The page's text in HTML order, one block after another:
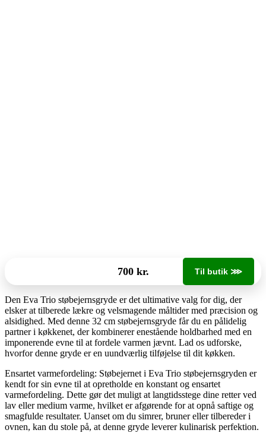
700 kr. Til butik ⋙
Den Eva Trio støbejernsgryde er det ultimative valg for dig, der
elsker at tilberede lækre og velsmagende måltider med præcision og
alsidighed. Med denne 32 cm støbejernsgryde får du en pålidelig
partner i køkkenet, der kombinerer enestående holdbarhed med en
imponerende evne til at fordele varmen jævnt. Lad os udforske,
hvorfor denne gryde er en uundværlig tilføjelse til dit køkken.
Ensartet varmefordeling: Støbejernet i Eva Trio støbejernsgryden er
kendt for sin evne til at opretholde en konstant og ensartet
varmefordeling. Dette gør det muligt at langtidsstege dine retter ved
lav eller medium varme, hvilket er afgørende for at opnå saftige og
smagfulde resultater. Uanset om du simrer, bruner eller tilbereder i
ovnen, kan du stole på, at denne gryde leverer kulinarisk perfektion.